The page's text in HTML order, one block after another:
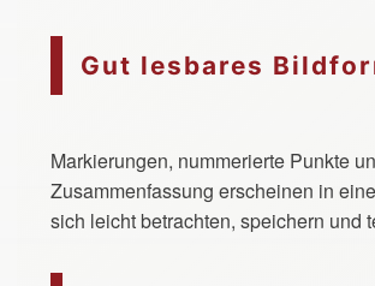
Gut lesbares
Markierungen, nummerierte Punkte
Zusammenfassung erscheinen in
sich leicht betrachten, speichern und